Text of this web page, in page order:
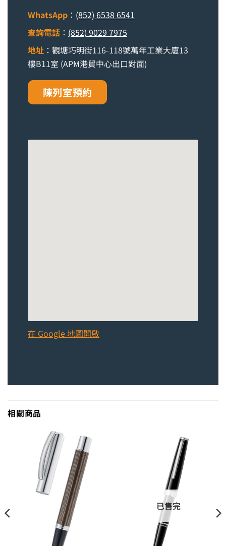
WhatsApp ： (852) 6538 6541
查詢電話 ： (852) 9029 7975
地址 ：觀塘巧明街116-118號萬年工業大廈13
樓B11室 (APM港貿中心出口對面)
陳列室預約
在 Google 地圖開啟
相關商品
已售完